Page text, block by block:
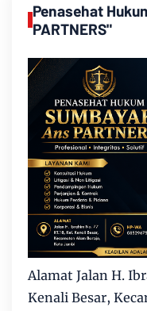
Penasehat
PARTNERS"
Alamat Jalan H.
Kenali Besar,